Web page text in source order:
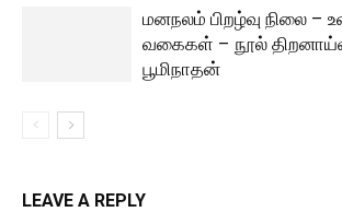
மனநலம் பிறழ்வு நிலை –
வகைகள் – நூல்
பூமிநாதன்
LEAVE A REPLY